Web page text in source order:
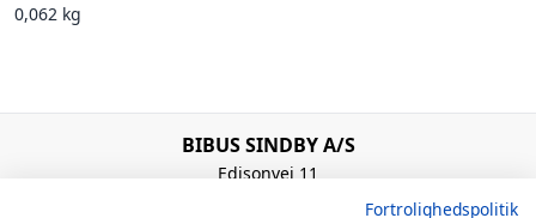
0,062 kg
BIBUS SINDBY A/S
Edisonvej 11
Fortrolighedspolitik